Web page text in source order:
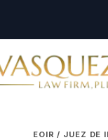
- Home
EOIR / JUEZ DE